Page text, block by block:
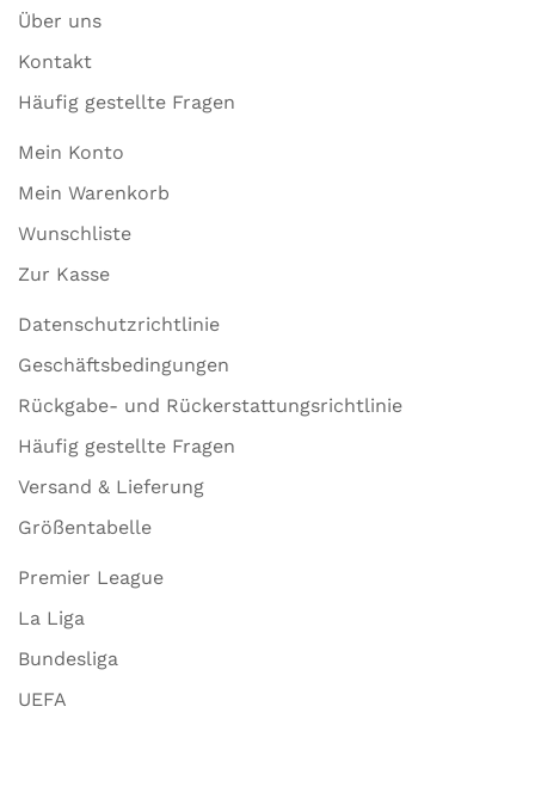
Über uns
Kontakt
Häufig gestellte Fragen
Mein Konto
Mein Warenkorb
Wunschliste
Zur Kasse
Datenschutzrichtlinie
Geschäftsbedingungen
Rückgabe- und Rückerstattungsrichtlinie
Häufig gestellte Fragen
Versand & Lieferung
Größentabelle
Premier League
La Liga
Bundesliga
UEFA